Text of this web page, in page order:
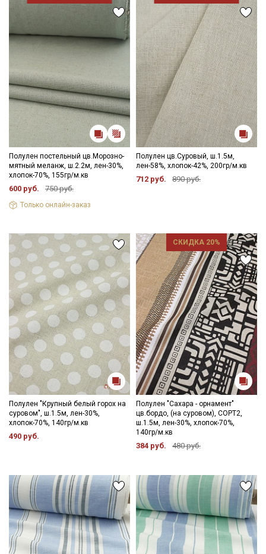
Полулен постельный цв.Морозно-
мятный меланж, ш.2.2м, лен-30%,
хлопок-70%, 155гр/м.кв
600 руб. 750 руб.
Только онлайн-заказ
Полулен цв.Суровый, ш.1.5м,
лен-58%, хлопок-42%, 200гр/м.кв
712 руб. 890 руб.
Полулен "Крупный белый горох на
суровом", ш.1.5м, лен-30%,
хлопок-70%, 140гр/м.кв
490 руб.
СКИДКА 20%
Полулен "Сахара - орнамент"
цв.бордо, (на суровом), СОРТ2,
ш.1.5м, лен-30%, хлопок-70%,
140гр/м.кв
384 руб. 480 руб.
Секретная рассылка от Купава
Мы публикуем здесь дополнительные
промокоды и скидки до 30% на узкие
категории тканей
Электронная почта
Подписаться
Ознакомлен(а) с
Политикой обработки персональных
данныхи даю
данных
информационных рассылок